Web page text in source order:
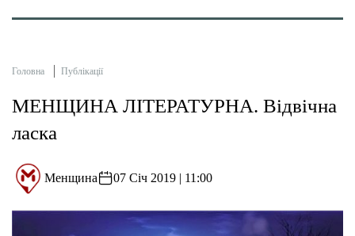
Головна Публікації
МЕНЩИНА ЛІТЕРАТУРНА. Відвічна
ласка
Менщина 07 Січ 2019 | 11:00